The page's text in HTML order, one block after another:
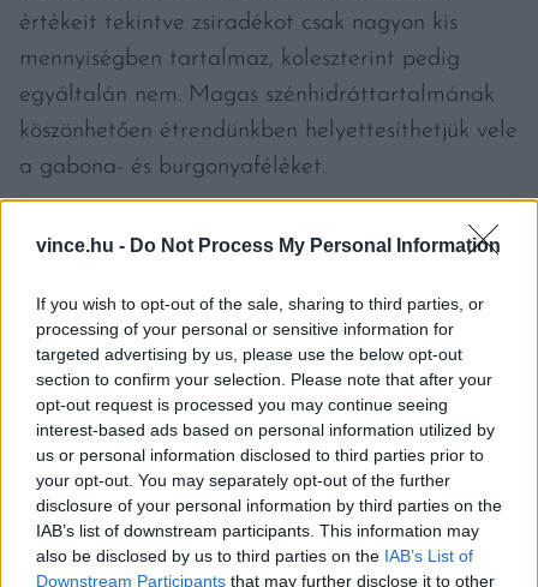
vince.hu - Do Not Process My Personal Information
If you wish to opt-out of the sale, sharing to third parties, or
processing of your personal or sensitive information for
targeted advertising by us, please use the below opt-out
section to confirm your selection. Please note that after your
opt-out request is processed you may continue seeing
interest-based ads based on personal information utilized by
us or personal information disclosed to third parties prior to
your opt-out. You may separately opt-out of the further
disclosure of your personal information by third parties on the
IAB’s list of downstream participants. This information may
also be disclosed by us to third parties on the IAB’s List of
Downstream Participants that may further disclose it to other
értékeit tekintve zsiradékot csak nagyon kis
mennyiségben tartalmaz, koleszterint pedig
egyáltalán nem. Magas szénhidráttartalmának
köszönhetően étrendünkben helyettesíthetjük vele
a gabona- és burgonyaféléket.